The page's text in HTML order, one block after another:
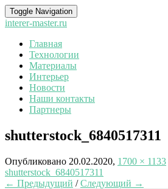
Toggle Navigation
interer-master.ru
Главная
Технологии
Материалы
Интерьер
Новости
Наши контакты
Партнеры
shutterstock_6840517311
Опубликовано 20.02.2020, 1700 × 1133
shutterstock_6840517311
← Предыдущий /Следующий →